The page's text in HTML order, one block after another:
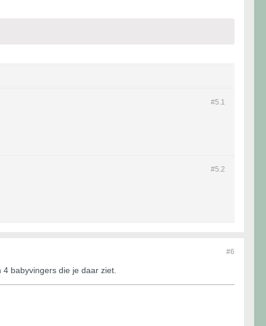
#5.1
#5.2
#6
babyvingers die je daar ziet.